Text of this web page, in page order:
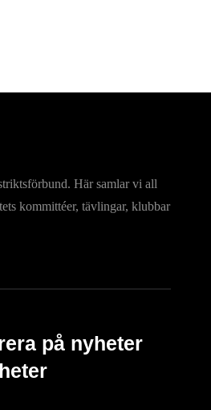
Här samlar vi all
kommittéer, tävlingar, klubbar
på nyheter